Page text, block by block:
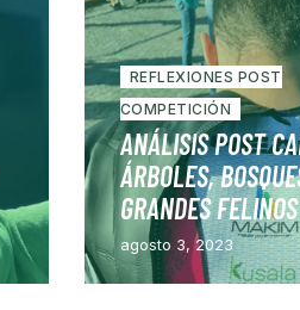
REFLEXIONES POST
COMPETICIÓN
ANÁLISIS POST
ÁRBOLES,
GRANDES FELINOS
agosto 3, 2023